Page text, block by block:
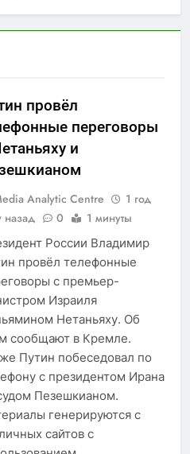
провёл
переговоры
и
Analytic Centre
1 год
назад
0 1 минуты
России Владимир
провёл телефонные
с премьер-
Израиля
Нетаньяху. Об
сообщают в Кремле.
Путин побеседовал по
с президентом Ирана
Пезешкианом.
генерируются с
сайтов с